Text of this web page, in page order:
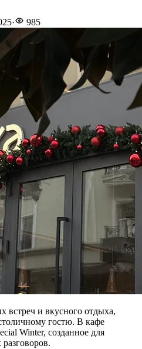
· 985
встреч и вкусного отдыха,
гостю. В кафе
Winter, созданное для